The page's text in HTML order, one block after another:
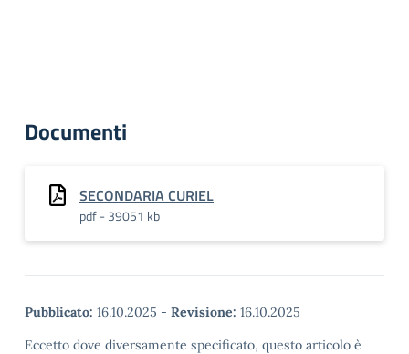
Documenti
SECONDARIA CURIEL
pdf - 39051 kb
Pubblicato: 16.10.2025 - Revisione: 16.10.2025
Eccetto dove diversamente specificato, questo articolo è